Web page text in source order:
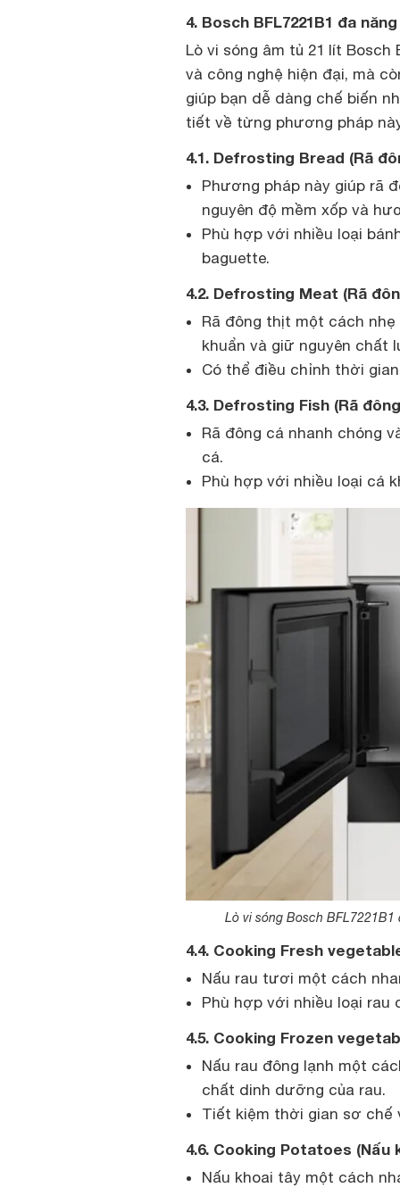
4. Bosch BFL7221B1 đa
Lò vi sóng âm tủ 21 lít
và công nghệ hiện đại, mà
giúp bạn dễ dàng chế biến
tiết về từng phương pháp
4.1. Defrosting Bread (Rã
Phương pháp này giúp rã
nguyên độ mềm xốp và
Phù hợp với nhiều loại
baguette.
4.2. Defrosting Meat (Rã
Rã đông thịt một cách
khuẩn và giữ nguyên chất
Có thể điều chỉnh thời
4.3. Defrosting Fish (Rã
Rã đông cá nhanh chóng
cá.
Phù hợp với nhiều loại cá
Lò vi sóng Bosch
4.4. Cooking Fresh
Nấu rau tươi một cách
Phù hợp với nhiều loại rau
4.5. Cooking Frozen
Nấu rau đông lạnh một
chất dinh dưỡng của rau.
Tiết kiệm thời gian sơ chế
4.6. Cooking Potatoes (Nấu
Nấu khoai tây một cách